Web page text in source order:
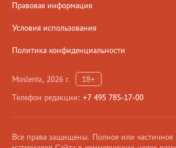
Правовая информация
Условия использования
Политика конфиденциальности
Moslenta, 2026 г.
18+
Телефон редакции: +7 495 785-17-00
Все права защищены. Полное или частичное